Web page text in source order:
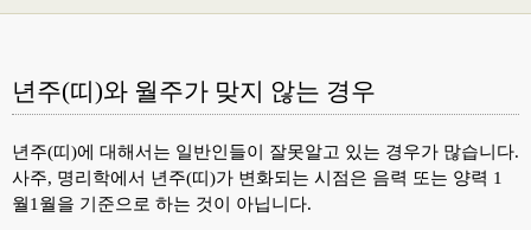
년주(띠)와 월주가 맞지 않는 경우
년주(띠)에 대해서는 일반인들이 잘못알고 있는 경우가 많습니다.
사주, 명리학에서 년주(띠)가 변화되는 시점은 음력 또는 양력 1
월1월을 기준으로 하는 것이 아닙니다.